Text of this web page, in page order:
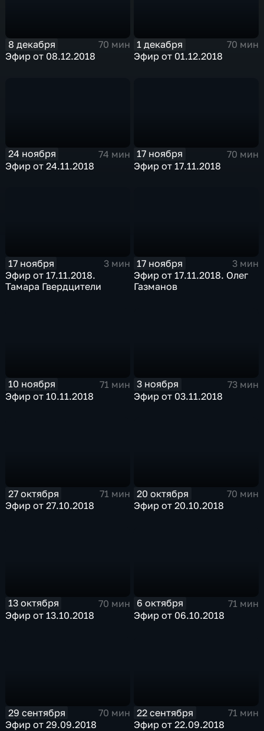
8 декабря
70 мин
Эфир от 08.12.2018
1 декабря
70 мин
Эфир от 01.12.2018
24 ноября
74 мин
Эфир от 24.11.2018
17 ноября
70 мин
Эфир от 17.11.2018
17 ноября
3 мин
Эфир от 17.11.2018.
Тамара Гвердцители
17 ноября
3 мин
Эфир от 17.11.2018. Олег
Газманов
10 ноября
71 мин
Эфир от 10.11.2018
3 ноября
73 мин
Эфир от 03.11.2018
27 октября
71 мин
Эфир от 27.10.2018
20 октября
70 мин
Эфир от 20.10.2018
13 октября
70 мин
Эфир от 13.10.2018
6 октября
71 мин
Эфир от 06.10.2018
29 сентября
70 мин
Эфир от 29.09.2018
22 сентября
71 мин
Эфир от 22.09.2018